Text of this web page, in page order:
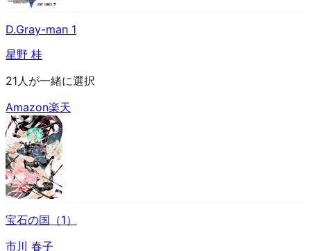
D.Gray-man 1
星野 桂
21人が一緒に選択
Amazon楽天
宝石の国（1）
市川 春子